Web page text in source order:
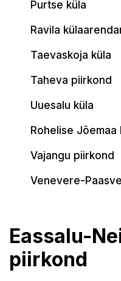
Purtse küla
Ravila
Taevaskoja küla
Taheva piirkond
Uuesalu küla
Rohelise
Vajangu piirkond
Venevere-
Eassalu-
piirkond